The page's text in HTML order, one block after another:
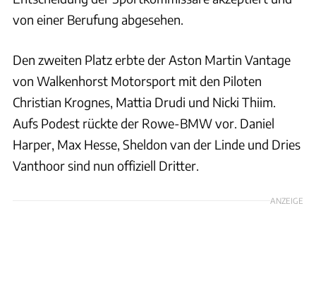
von einer Berufung abgesehen.
Den zweiten Platz erbte der Aston Martin Vantage
von Walkenhorst Motorsport mit den Piloten
Christian Krognes, Mattia Drudi und Nicki Thiim.
Aufs Podest rückte der Rowe-BMW vor. Daniel
Harper, Max Hesse, Sheldon van der Linde und Dries
Vanthoor sind nun offiziell Dritter.
ANZEIGE